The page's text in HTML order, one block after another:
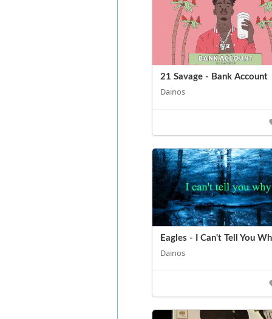
21 Savage - Bank Account
Dainos
Eagles - I Can't Tell You
Dainos